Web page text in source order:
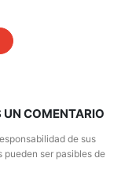
COMENTARIO
de sus
ser pasibles de